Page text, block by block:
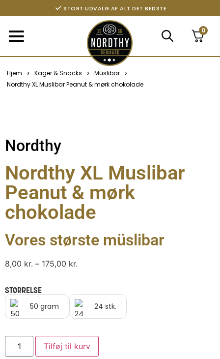
STORT UDVALG AF ALT DET BEDSTE
0
Hjem › Kager & Snacks › Müslibar ›
Nordthy XL Muslibar Peanut & mørk chokolade
Nordthy
Nordthy XL Muslibar
Peanut & mørk
chokolade
Vores største müslibar
8,00 kr. – 175,00 kr.
STØRRELSE
50 gram
24 stk.
Tilføj til kurv